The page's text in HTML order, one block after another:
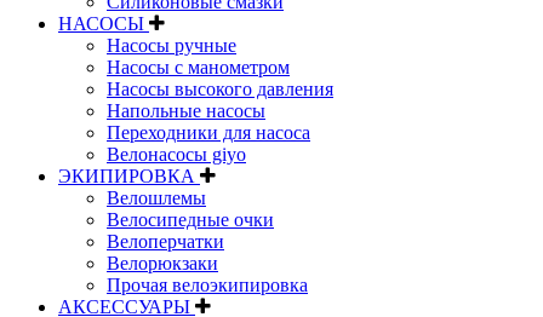
НАСОСЫ
Насосы ручные
Насосы с манометром
Насосы высокого давления
Напольные насосы
Переходники для насоса
Велонасосы giyo
ЭКИПИРОВКА
Велошлемы
Велосипедные очки
Велоперчатки
Велорюкзаки
Прочая велоэкипировка
АКСЕССУАРЫ